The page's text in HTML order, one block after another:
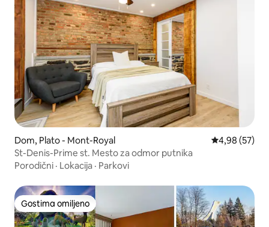
Dom, Plato - Mont-Royal Prosečna
4,98 (57)
St-Denis-Prime st. Mesto za odmor putnika
Porodični · Lokacija · Parkovi
Gostima omiljeno
Gostima omiljeno